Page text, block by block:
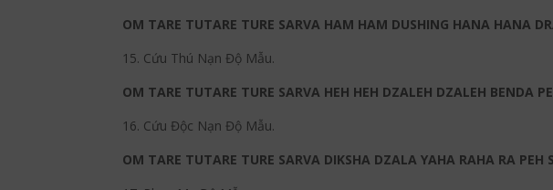
OM TARE TUTARE TURE SARVA HAM HAM DUSHING HANA HANA
15. Cứu Thú Nạn Độ Mẫu.
OM TARE TUTARE TURE SARVA HEH HEH DZALEH DZALEH BENDA
16. Cứu Độc Nạn Độ Mẫu.
OM TARE TUTARE TURE SARVA DIKSHA DZALA YAHA RAHA RA PEH